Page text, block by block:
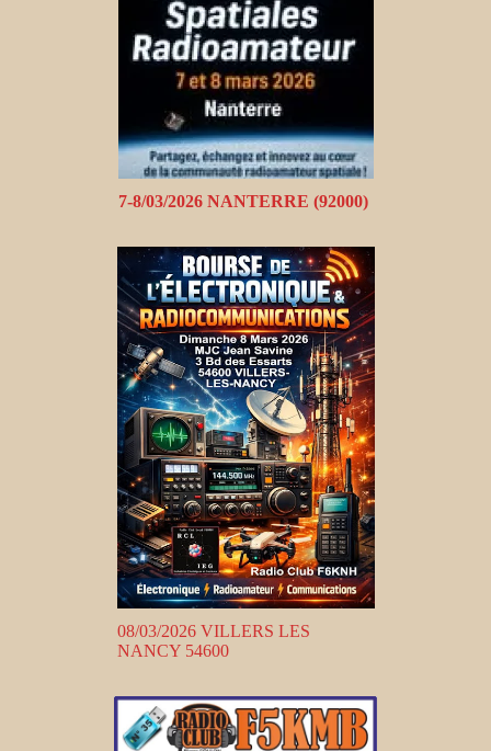
7-8/03/2026 NANTERRE (92000)
08/03/2026 VILLERS LES
NANCY 54600